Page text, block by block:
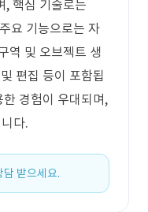
, 핵심 기술로는
요 기능으로는 자
역 및 오브젝트 생
편집 등이 포함됩
경험이 우대되며,
다.
담 받으세요.